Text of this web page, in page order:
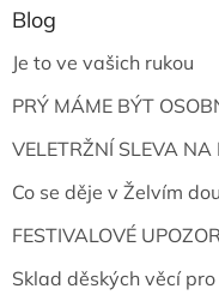
Blog
Je to ve vašich rukou
PRÝ MÁME BÝT
VELETRŽNÍ SLEVA NA
Co se děje v Želvím
FESTIVALOVÉ
Sklad děských věcí